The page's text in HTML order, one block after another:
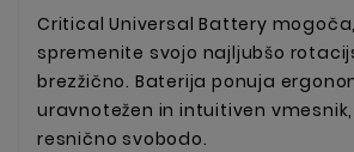
Critical Universal Battery
spremenite svojo najljubšo
brezžično. Baterija ponuja
uravnotežen in intuitiven
resnično svobodo.